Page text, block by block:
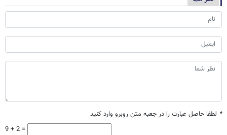
* لطفا حاصل عبارت را در جعبه متن روبرو وارد کنید
9 + 2 =